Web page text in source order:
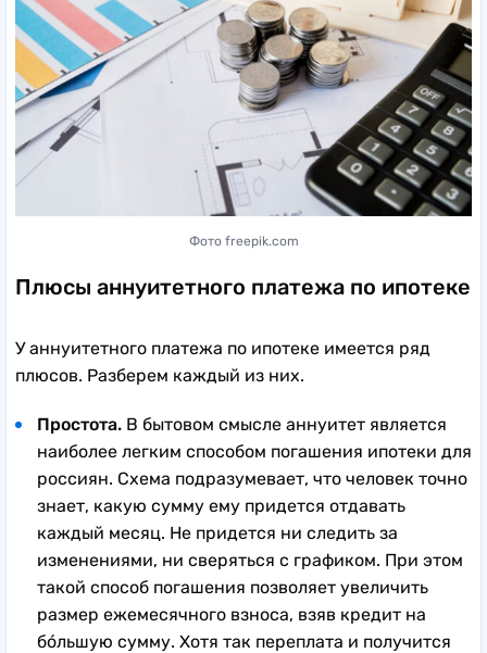
Фото freepik.com
Плюсы аннуитетного платежа по ипотеке
У аннуитетного платежа по ипотеке имеется ряд
плюсов. Разберем каждый из них.
Простота. В бытовом смысле аннуитет является
наиболее легким способом погашения ипотеки для
россиян. Схема подразумевает, что человек точно
знает, какую сумму ему придется отдавать
каждый месяц. Не придется ни следить за
изменениями, ни сверяться с графиком. При этом
такой способ погашения позволяет увеличить
размер ежемесячного взноса, взяв кредит на
бóльшую сумму. Хотя так переплата и получится